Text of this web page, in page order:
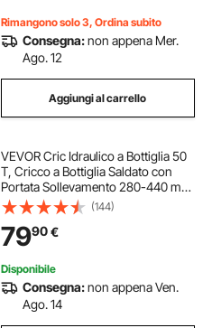
Rimangono solo 3, Ordina subito
Consegna:non appena Mer.
Ago. 12
Aggiungi al carrello
VEVOR Cric Idraulico a Bottiglia 50
T, Cricco a Bottiglia Saldato con
Portata Sollevamento 280-440 mm
e Maniglia Lunga a 3 Sezioni, Cric
per Pick-Up, Camper, Riparazioni
Auto, Ingegneria Industriale
(144)
7990€
Disponibile
Consegna:non appena Ven.
Ago. 14